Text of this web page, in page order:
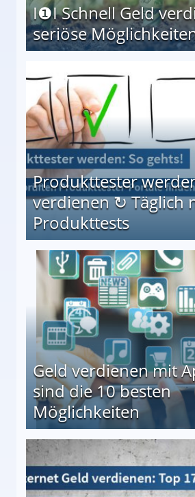
I❶I Schnell Geld
seriöse
Produkttester
verdienen ↻ Täglich
Produkttests
↻ Täglich neue Produkttests
Geld verdienen mit
sind die 10 besten
Möglichkeiten
besten Möglichkeiten